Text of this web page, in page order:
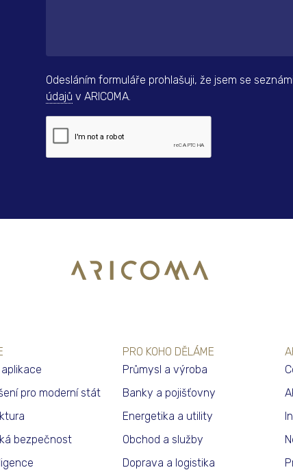
Odesláním formuláře prohlašuji, že jsem se
údajů v ARICOMA.
pro moderní stát
bezpečnost
PRO KOHO DĚLÁME
Průmysl a výroba
Banky a pojišťovny
Energetika a utility
Obchod a služby
Doprava a logistika